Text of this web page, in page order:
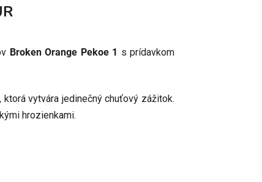
Broken Orange Pekoe 1 s prídavkom
vytvára jedinečný chuťový zážitok.
hrozienkami.